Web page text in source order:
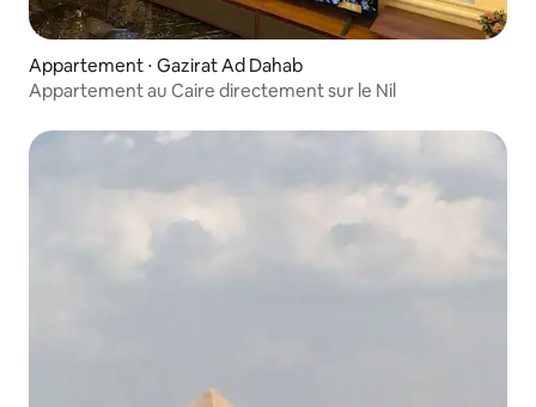
Appartement ⋅ Gazirat Ad Dahab
Appartement au Caire directement sur le Nil